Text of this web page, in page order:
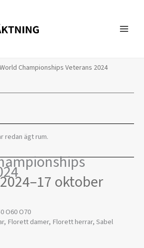
Championships Veterans 2024
redan ägt rum.
–17 oktober
O60 O70
Florett damer, Florett herrar, Sabel